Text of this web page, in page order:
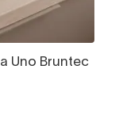
Uno Bruntec